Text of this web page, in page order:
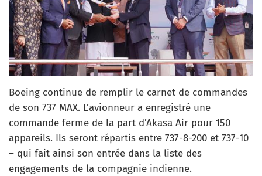
Boeing continue de remplir le carnet de commandes
de son 737 MAX. L’avionneur a enregistré une
commande ferme de la part d’Akasa Air pour 150
appareils. Ils seront répartis entre 737-8-200 et 737-10
– qui fait ainsi son entrée dans la liste des
engagements de la compagnie indienne.